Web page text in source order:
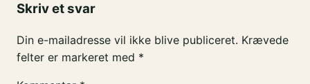
Skriv et svar
Din e-mailadresse vil ikke blive publiceret. Krævede
felter er markeret med *